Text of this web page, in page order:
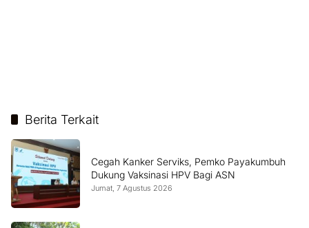
Berita Terkait
Cegah Kanker Serviks, Pemko Payakumbuh
Dukung Vaksinasi HPV Bagi ASN
Jumat, 7 Agustus 2026